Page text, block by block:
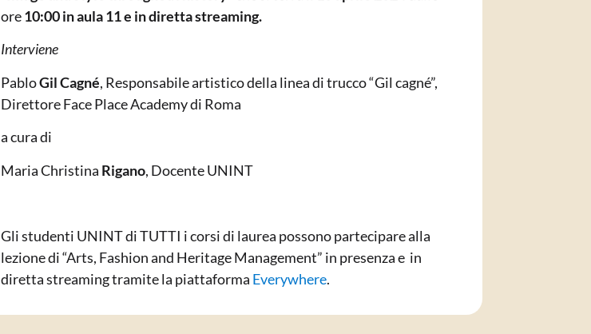
ore10:00 in aula 11 e in diretta streaming.
Interviene
PabloGil Cagné, Responsabile artistico della linea di trucco “Gil cagné”,
Direttore Face Place Academy di Roma
a cura di
Maria Christina Rigano, Docente UNINT
Gli studenti UNINT di TUTTI i corsi di laurea possono partecipare alla
lezione di “Arts, Fashion and Heritage Management” in presenza e in
diretta streaming tramite la piattaforma Everywhere.